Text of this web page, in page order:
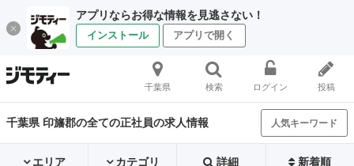
アプリならお得な情報を見逃さない！
インストール アプリで開く
千葉県 検索 ログイン 投稿
千葉県 印旛郡の全ての正社員の求人情報 人気キーワード
エリア カテゴリ 詳細 新着順